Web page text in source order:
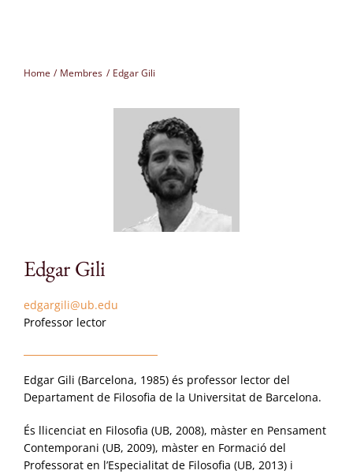
Home Membres Edgar Gili
Edgar Gili
edgargili@ub.edu
Professor lector
Edgar Gili (Barcelona, 1985) és professor lector del
Departament de Filosofia de la Universitat de Barcelona.
És llicenciat en Filosofia (UB, 2008), màster en Pensament
Contemporani (UB, 2009), màster en Formació del
Professorat en l’Especialitat de Filosofia (UB, 2013) i